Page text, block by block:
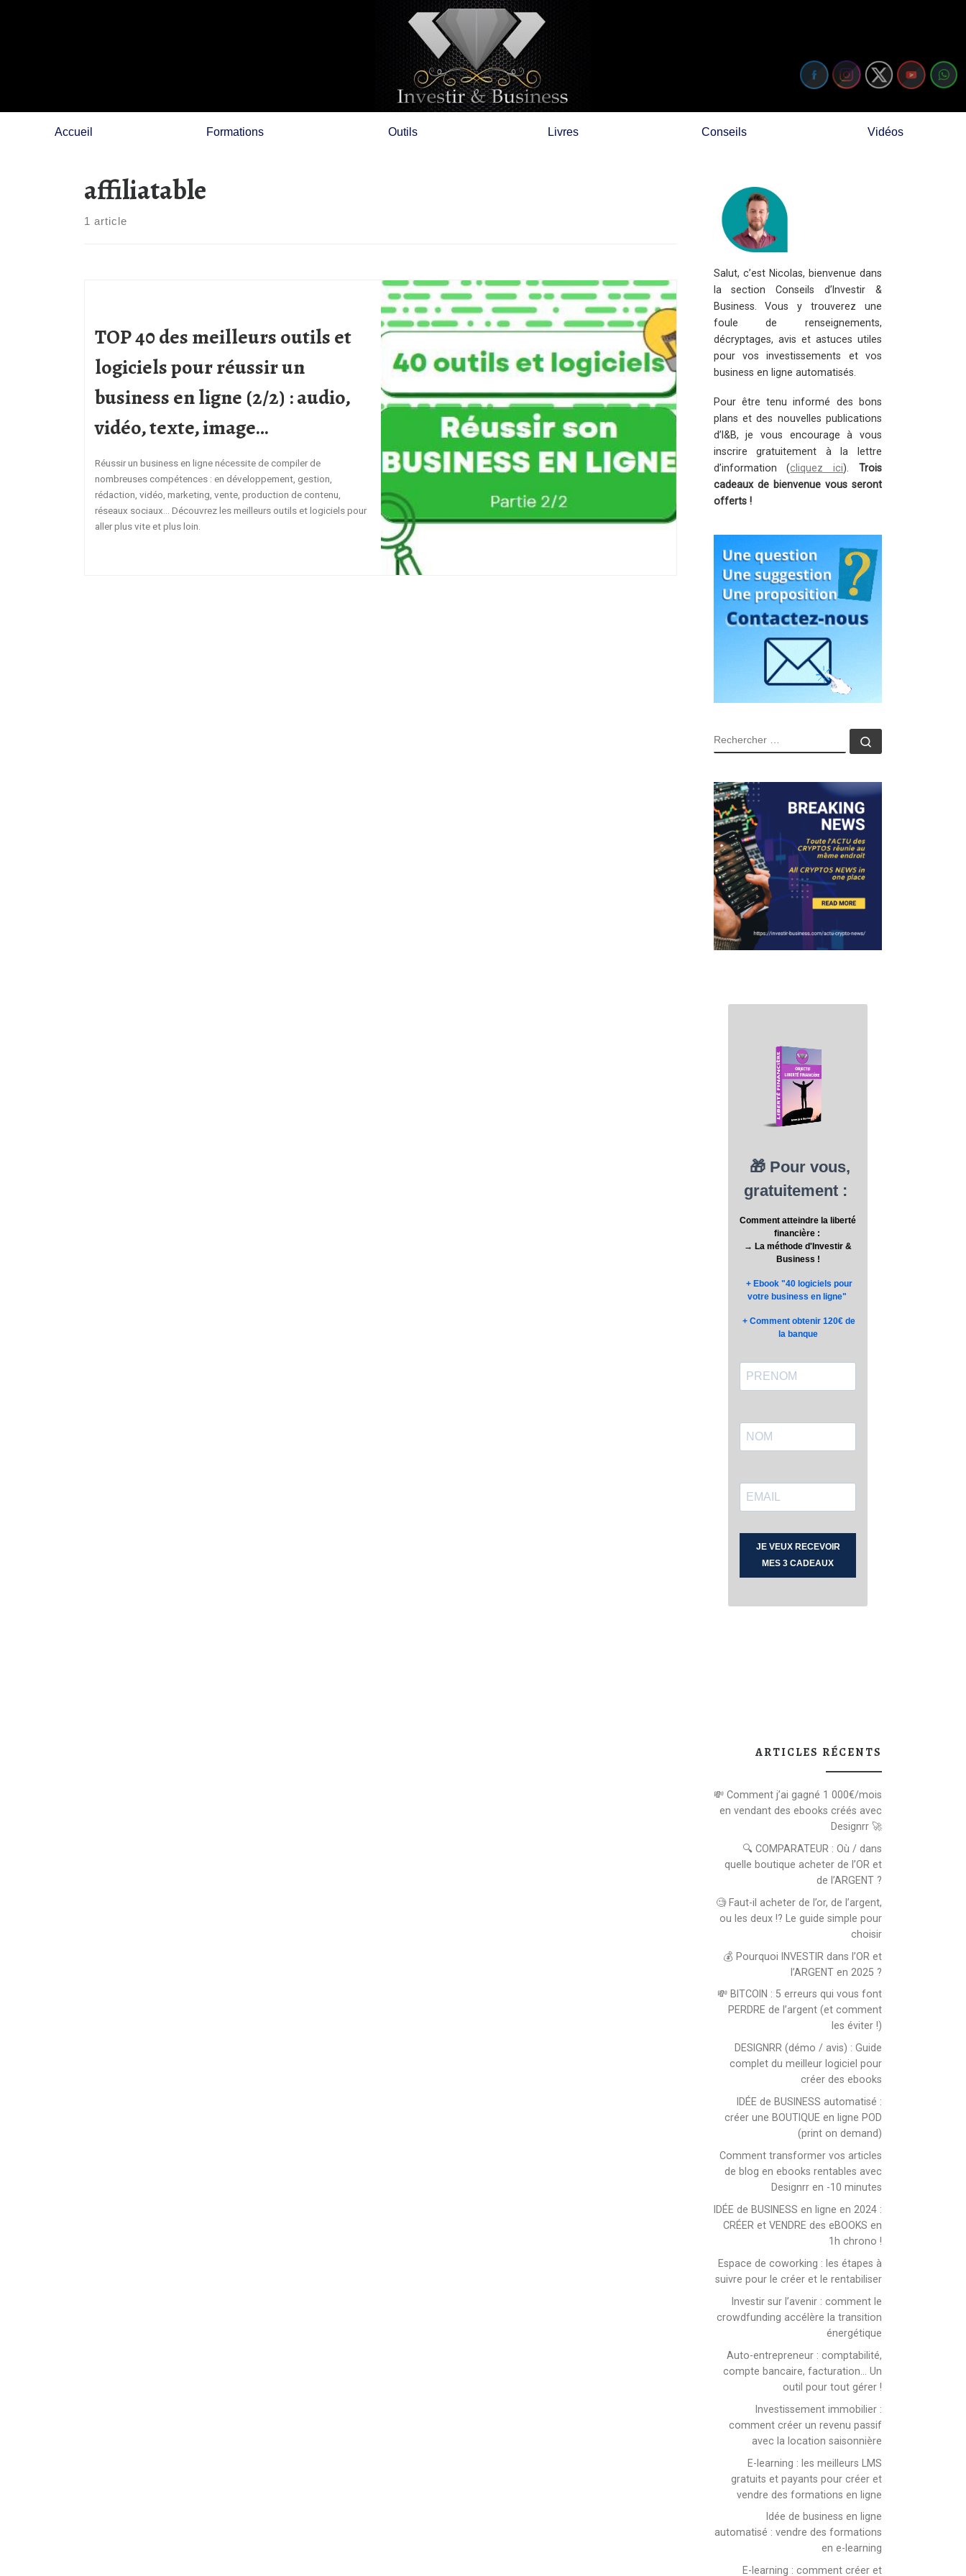
Accueil Formations Outils Livres Conseils Vidéos
affiliatable
1 article
TOP 40 des meilleurs outils et
logiciels pour réussir un
business en ligne (2/2) : audio,
vidéo, texte, image…
Réussir un business en ligne nécessite de compiler de
nombreuses compétences : en développement, gestion,
rédaction, vidéo, marketing, vente, production de contenu,
réseaux sociaux… Découvrez les meilleurs outils et logiciels pour
aller plus vite et plus loin.
Salut, c’est Nicolas, bienvenue dans
la section Conseils d’Investir &
Business. Vous y trouverez une
foule de renseignements,
décryptages, avis et astuces utiles
pour vos investissements et vos
business en ligne automatisés.
Pour être tenu informé des bons
plans et des nouvelles publications
d’I&B, je vous encourage à vous
inscrire gratuitement à la lettre
d’information (cliquez ici).Trois
cadeaux de bienvenue vous seront
offerts !
RECHERCHER
ARTICLES RÉCENTS
💸 Comment j’ai gagné 1 000€/mois
en vendant des ebooks créés avec
Designrr 🚀
🔍 COMPARATEUR : Où / dans
quelle boutique acheter de l’OR et
de l’ARGENT ?
🧐 Faut-il acheter de l’or, de l’argent,
ou les deux !? Le guide simple pour
choisir
💰 Pourquoi INVESTIR dans l’OR et
l’ARGENT en 2025 ?
💸 BITCOIN : 5 erreurs qui vous font
PERDRE de l’argent (et comment
les éviter !)
DESIGNRR (démo / avis) : Guide
complet du meilleur logiciel pour
créer des ebooks
IDÉE de BUSINESS automatisé :
créer une BOUTIQUE en ligne POD
(print on demand)
Comment transformer vos articles
de blog en ebooks rentables avec
Designrr en -10 minutes
IDÉE de BUSINESS en ligne en 2024 :
CRÉER et VENDRE des eBOOKS en
1h chrono !
Espace de coworking : les étapes à
suivre pour le créer et le rentabiliser
Investir sur l’avenir : comment le
crowdfunding accélère la transition
énergétique
Auto-entrepreneur : comptabilité,
compte bancaire, facturation… Un
outil pour tout gérer !
Investissement immobilier :
comment créer un revenu passif
avec la location saisonnière
E-learning : les meilleurs LMS
gratuits et payants pour créer et
vendre des formations en ligne
Idée de business en ligne
automatisé : vendre des formations
en e-learning
E-learning : comment créer et